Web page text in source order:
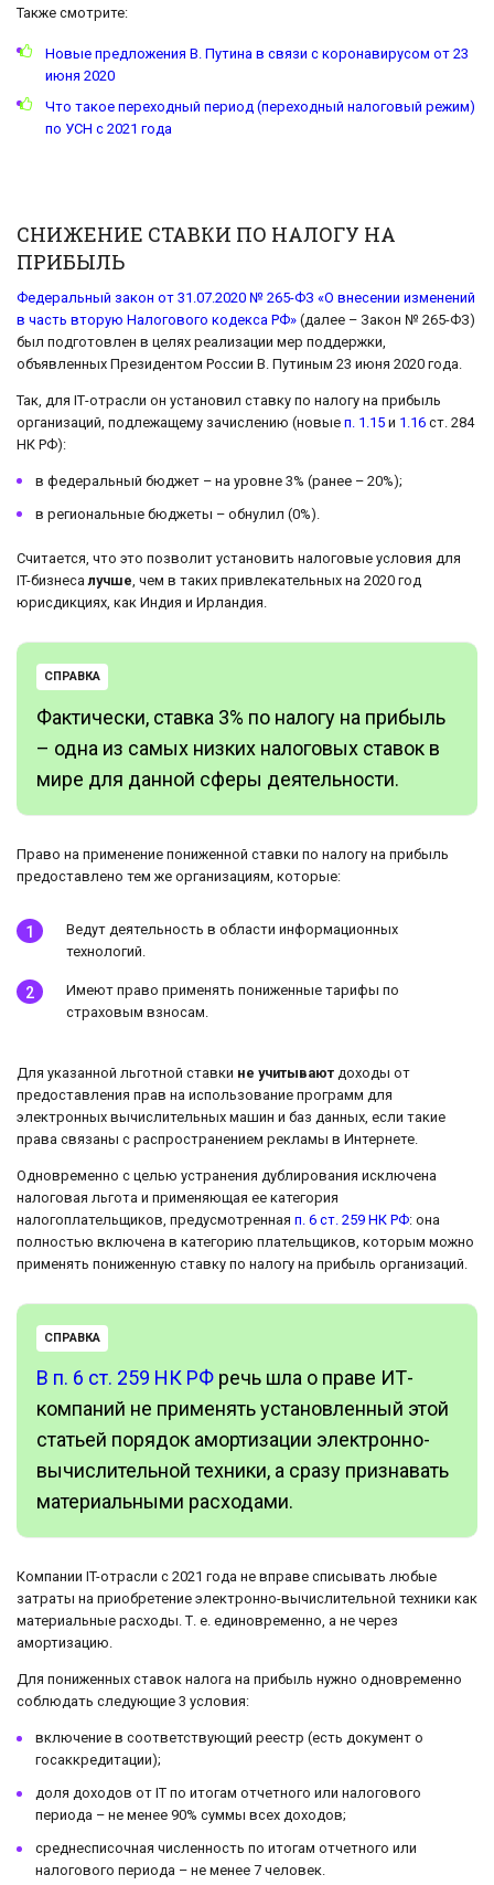
Также смотрите:
Новые предложения В. Путина в связи с коронавирусом от 23
июня 2020
Что такое переходный период (переходный налоговый режим)
по УСН с 2021 года
СНИЖЕНИЕ СТАВКИ ПО НАЛОГУ НА
ПРИБЫЛЬ
Федеральный закон от 31.07.2020 № 265-ФЗ «О внесении изменений
в часть вторую Налогового кодекса РФ» (далее – Закон № 265-ФЗ)
был подготовлен в целях реализации мер поддержки,
объявленных Президентом России В. Путиным 23 июня 2020 года.
Так, для IТ-отрасли он установил ставку по налогу на прибыль
организаций, подлежащему зачислению (новые п. 1.15 и 1.16 ст. 284
НК РФ):
в федеральный бюджет – на уровне 3% (ранее – 20%);
в региональные бюджеты – обнулил (0%).
Считается, что это позволит установить налоговые условия для
IT-бизнесалучше, чем в таких привлекательных на 2020 год
юрисдикциях, как Индия и Ирландия.
СПРАВКА
Фактически, ставка 3% по налогу на прибыль
– одна из самых низких налоговых ставок в
мире для данной сферы деятельности.
Право на применение пониженной ставки по налогу на прибыль
предоставлено тем же организациям, которые:
Ведут деятельность в области информационных
технологий.
Имеют право применять пониженные тарифы по
страховым взносам.
Для указанной льготной ставки не учитывают доходы от
предоставления прав на использование программ для
электронных вычислительных машин и баз данных, если такие
права связаны с распространением рекламы в Интернете.
Одновременно с целью устранения дублирования исключена
налоговая льгота и применяющая ее категория
налогоплательщиков, предусмотренная п. 6 ст. 259 НК РФ: она
полностью включена в категорию плательщиков, которым можно
применять пониженную ставку по налогу на прибыль организаций.
СПРАВКА
В п. 6 ст. 259 НК РФ речь шла о праве ИТ-
компаний не применять установленный этой
статьей порядок амортизации электронно-
вычислительной техники, а сразу признавать
материальными расходами.
Компании IT-отрасли с 2021 года не вправе списывать любые
затраты на приобретение электронно-вычислительной техники как
материальные расходы. Т. е. единовременно, а не через
амортизацию.
Для пониженных ставок налога на прибыль нужно одновременно
соблюдать следующие 3 условия:
включение в соответствующий реестр (есть документ о
госаккредитации);
доля доходов от IT по итогам отчетного или налогового
периода – не менее 90% суммы всех доходов;
среднесписочная численность по итогам отчетного или
налогового периода – не менее 7 человек.